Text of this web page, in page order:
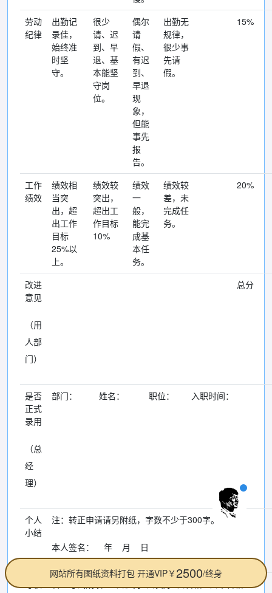
劳动
纪律
出勤记
录佳，
始终准
时坚
守。
很少
请、迟
到、早
退、基
本能坚
守岗
位。
偶尔
请
假、
有迟
到、
早退
现
象，
但能
事先
报
告。
出勤无
规律，
很少事
先请
假。
15%
工作
绩效
绩效相
当突
出，超
出工作
目标
25%以
上。
绩效较
突出，
超出工
作目标
10%
绩效
一
般，
能完
成基
本任
务。
绩效较
差，未
完成任
务。
20%
改进
意见
（用
人部
门）
总分
是否
正式
录用
（总
经
理）
部门： 姓名： 职位： 入职时间：
个人
小结
注：转正申请请另附纸，字数不少于300字。
本人签名： 年 月 日
考核
转正考试成绩： 口优秀 口良好 口合格 口不合格
网站所有图纸资料打包 开通VIP￥2500/终身